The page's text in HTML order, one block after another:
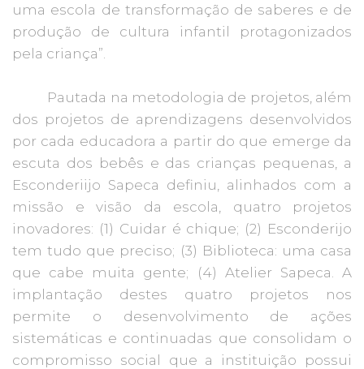
uma escola de transformação de saberes e de
produção de cultura infantil protagonizados
pela criança”.
Pautada na metodologia de projetos, além
dos projetos de aprendizagens desenvolvidos
por cada educadora a partir do que emerge da
escuta dos bebês e das crianças pequenas, a
Esconderiijo Sapeca definiu, alinhados com a
missão e visão da escola, quatro projetos
inovadores: (1) Cuidar é chique; (2) Esconderijo
tem tudo que preciso; (3) Biblioteca: uma casa
que cabe muita gente; (4) Atelier Sapeca. A
implantação destes quatro projetos nos
permite o desenvolvimento de ações
sistemáticas e continuadas que consolidam o
compromisso social que a instituição possui